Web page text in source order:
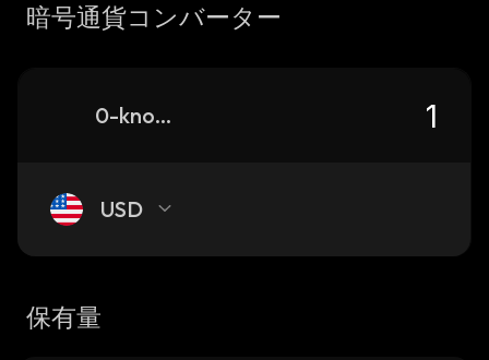
暗号通貨コンバーター
0-knowledge-network
USD
保有量